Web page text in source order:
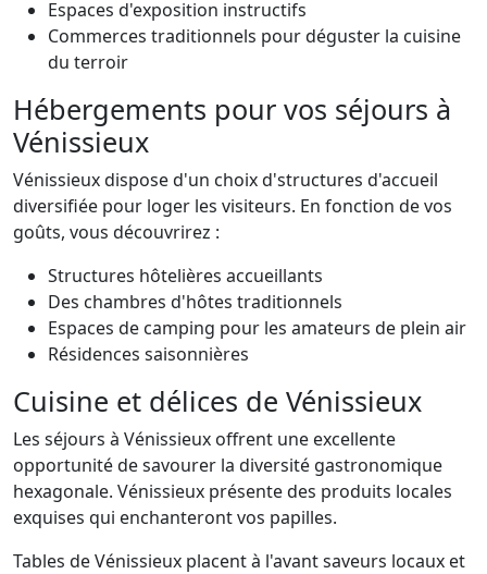
Espaces d'exposition instructifs
Commerces traditionnels pour déguster la cuisine
du terroir
Hébergements pour vos séjours à
Vénissieux
Vénissieux dispose d'un choix d'structures d'accueil
diversifiée pour loger les visiteurs. En fonction de vos
goûts, vous découvrirez :
Structures hôtelières accueillants
Des chambres d'hôtes traditionnels
Espaces de camping pour les amateurs de plein air
Résidences saisonnières
Cuisine et délices de Vénissieux
Les séjours à Vénissieux offrent une excellente
opportunité de savourer la diversité gastronomique
hexagonale. Vénissieux présente des produits locales
exquises qui enchanteront vos papilles.
Tables de Vénissieux placent à l'avant saveurs locaux et